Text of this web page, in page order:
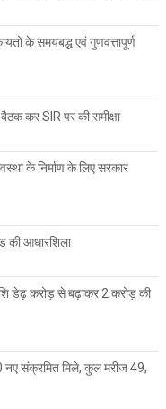
के समयबद्ध एवं गुणवत्तापूर्ण
कर SIR पर की समीक्षा
के निर्माण के लिए सरकार
की आधारशिला
डेढ़ करोड़ से बढ़ाकर 2 करोड़ की
नए संक्रमित मिले, कुल मरीज 49,